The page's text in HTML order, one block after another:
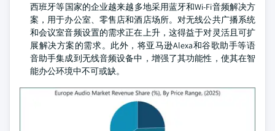
西班牙等国家的企业越来越多地采用蓝牙和Wi-Fi音频解决方
案，用于办公室、零售店和酒店场所。对无线公共广播系统
和会议室音频设置的需求正在上升，这得益于对灵活且可扩
展解决方案的需求。此外，将亚马逊Alexa和谷歌助手等语
音助手集成到无线音频设备中，增强了其功能性，使其在智
能办公环境中不可或缺。